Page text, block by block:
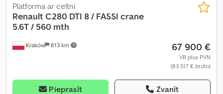
Kraków 813 km
Platforma ar celtni
Renault C280 DTI 8 / FASSI crane
5.6T / 560 mth
67 900 €
VB plus PVN
(83 517 € bruto)
Pieprasīt Zvanīt